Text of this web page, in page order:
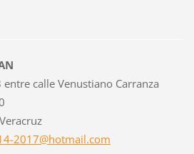
calle Venustiano Carranza
2017@hotmail.com